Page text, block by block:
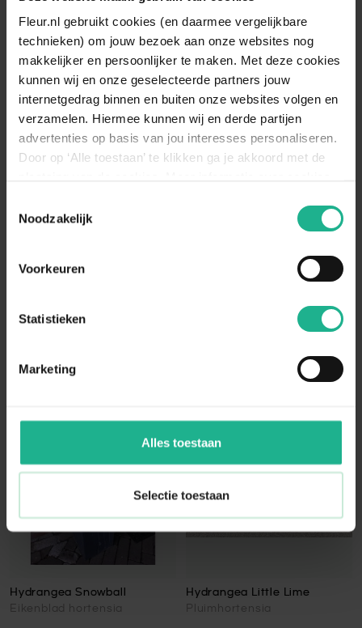
Fleur.nl gebruikt cookies (en daarmee vergelijkbare
technieken) om jouw bezoek aan onze websites nog
makkelijker en persoonlijker te maken. Met deze cookies
kunnen wij en onze geselecteerde partners jouw
internetgedrag binnen en buiten onze websites volgen en
verzamelen. Hiermee kunnen wij en derde partijen
advertenties op basis van jou interesses personaliseren.
Door op ‘Alle toestaan’ te klikken ga je akkoord met de
decookieverklaring op onze website.
Noodzakelijk
Voorkeuren
Statistieken
Marketing
Alles toestaan
Selectie toestaan
Boerenhortensia
30-40 cm € 34,95 30-100 cm v.a. € 11,95
Pluimhortensia
Hydrangea Snowball
Eikenblad hortensia
Hydrangea Little Lime
Pluimhortensia